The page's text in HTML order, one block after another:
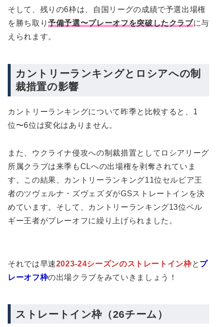
そして、残りの6枠は、自国リーグの成績で予選出場権
を勝ち取り予備予選〜プレーオフを突破したクラブに与
えられます。
カントリーランキングとロシアへの制
裁措置の影響
カントリーランキングについて昨季と比較すると、1
位〜6位は変化はありません。
また、ウクライナ侵攻への制裁措置としてロシアリーグ
所属クラブは来季もCLへの出場権を剥奪されていま
す。この結果、カントリーランキング11位セルビア王
者のツヴェルナ・ズヴェズダがGSストレートインを決
めています。そして、カントリーランキング13位ベル
ギー王者がプレーオフに繰り上げられました。
それでは早速2023-24シーズンのストレートイン枠と プ
レーオフ枠の出場クラブをみていきましょう！
ストレートイン枠（26チーム）